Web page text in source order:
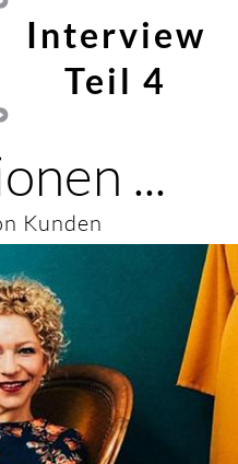
Interview
Teil 4
...
Kunden